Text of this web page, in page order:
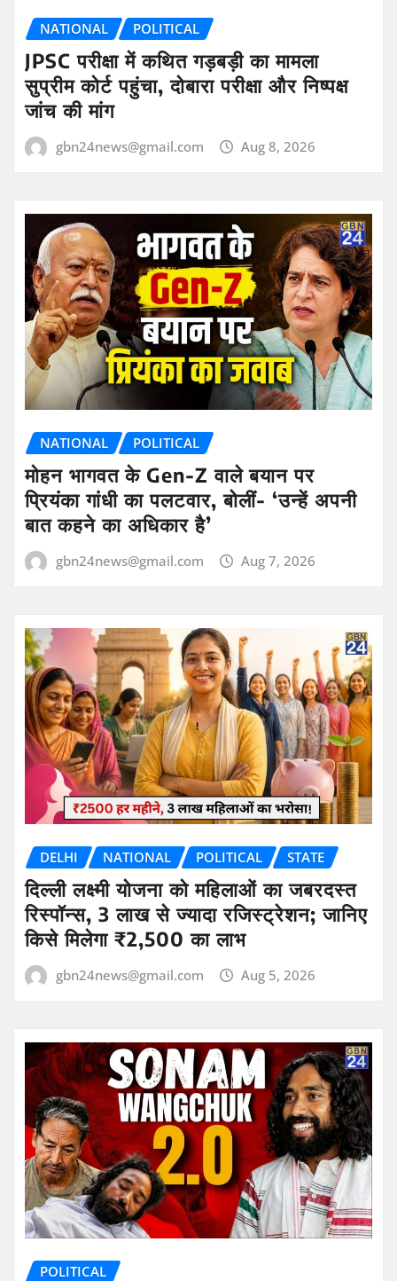
NATIONAL POLITICAL
JPSC परीक्षा में कथित गड़बड़ी का मामला
सुप्रीम कोर्ट पहुंचा, दोबारा परीक्षा और निष्पक्ष
जांच की मांग
gbn24news@gmail.com Aug 8, 2026
NATIONAL POLITICAL
मोहन भागवत के Gen-Z वाले बयान पर
प्रियंका गांधी का पलटवार, बोलीं- ‘उन्हें अपनी
बात कहने का अधिकार है’
gbn24news@gmail.com Aug 7, 2026
DELHI NATIONAL POLITICAL STATE
दिल्ली लक्ष्मी योजना को महिलाओं का जबरदस्त
रिस्पॉन्स, 3 लाख से ज्यादा रजिस्ट्रेशन; जानिए
किसे मिलेगा ₹2,500 का लाभ
gbn24news@gmail.com Aug 5, 2026
POLITICAL